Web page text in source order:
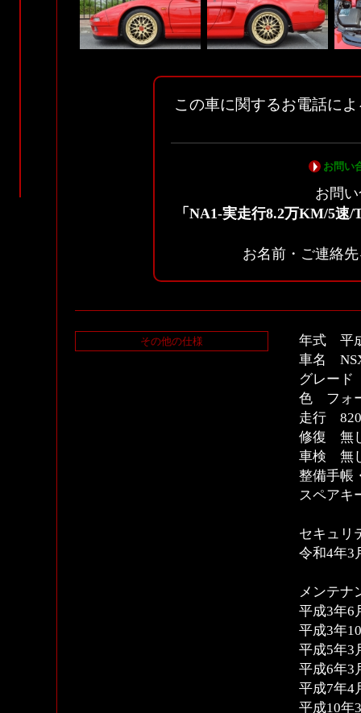
この車に関するお電話に
お問い
お問
「NA1-実走行8.2万KM/5
お名前・ご連絡
その他の仕様
年式 平
車名
グレー
色 フォ
走行
修復 無
車検 無
整備手帳
スペアキ
セキュリ
令和4年3
メンテナ
平成3年
平成3年
平成5年
平成6年
平成7年
平成10